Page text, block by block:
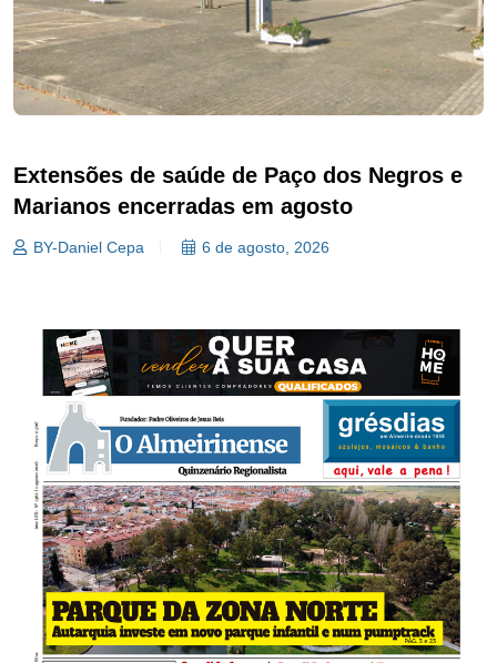
Extensões de saúde de Paço dos Negros e
Marianos encerradas em agosto
BY-Daniel Cepa 6 de agosto, 2026